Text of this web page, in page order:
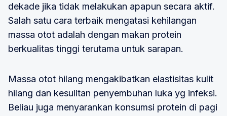
dekade jika tidak melakukan apapun secara aktif.
Salah satu cara terbaik mengatasi kehilangan
massa otot adalah dengan makan protein
berkualitas tinggi terutama untuk sarapan.
Massa otot hilang mengakibatkan elastisitas kulit
hilang dan kesulitan penyembuhan luka yg infeksi.
Beliau juga menyarankan konsumsi protein di pagi